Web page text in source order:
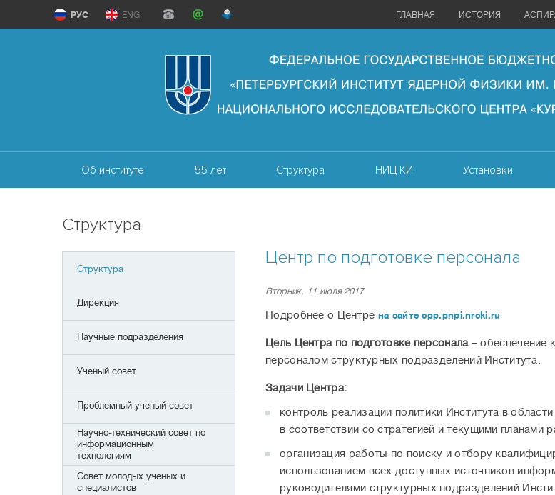
ГЛАВНАЯ ИСТОРИЯ
РУС ENG
Об институте 55 лет Структура НИЦ КИ Установки
Структура
Структура
Дирекция
Научные подразделения
Ученый совет
Проблемный ученый совет
Научно-технический совет по
информационным
технологиям
Совет молодых ученых и
специалистов
Центр по подготовке персонала
Вторник, 11 июля 2017
Подробнее о Центре на сайте cpp.pnpi.nrcki.ru
Цель Центра по подготовке персонала– обеспечение
персоналом структурных подразделений Института.
Задачи Центра:
контроль реализации политики Института в
в соответствии со стратегией и текущими планами
организация работы по поиску и отбору
использованием всех доступных источников
руководителями структурных подразделений